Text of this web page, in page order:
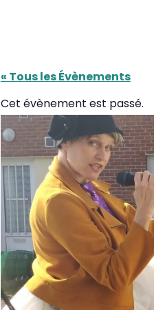
« Tous les Évènements
Cet évènement est passé.